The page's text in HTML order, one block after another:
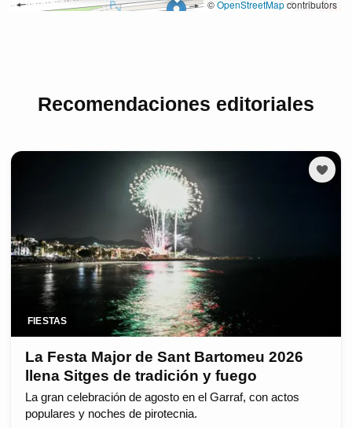
Recomendaciones editoriales
FIESTAS
La Festa Major de Sant Bartomeu 2026
llena Sitges de tradición y fuego
La gran celebración de agosto en el Garraf, con actos
populares y noches de pirotecnia.